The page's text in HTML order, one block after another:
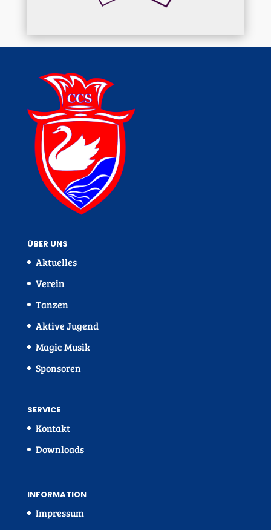
ÜBER UNS
Aktuelles
Verein
Tanzen
Aktive Jugend
Magic Musik
Sponsoren
SERVICE
Kontakt
Downloads
INFORMATION
Impressum